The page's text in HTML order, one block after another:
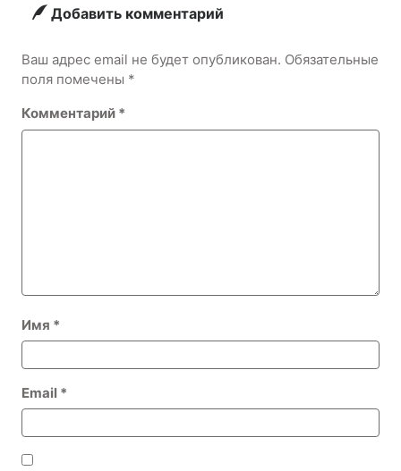
Добавить комментарий
Ваш адрес email не будет опубликован. Обязательные
поля помечены *
Комментарий *
Имя *
Email *